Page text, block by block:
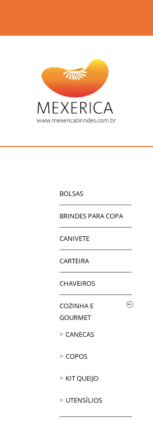
BOLSAS
BRINDES PARA COPA
CANIVETE
CARTEIRA
CHAVEIROS
COZINHA E
GOURMET
CANECAS
COPOS
KIT QUEIJO
UTENSÍLIOS